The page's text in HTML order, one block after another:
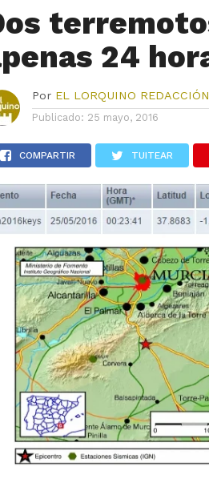
24
Por EL LORQUINO REDACCIÓN
Publicado: 25 mayo, 2016
COMPARTIR TUITEAR